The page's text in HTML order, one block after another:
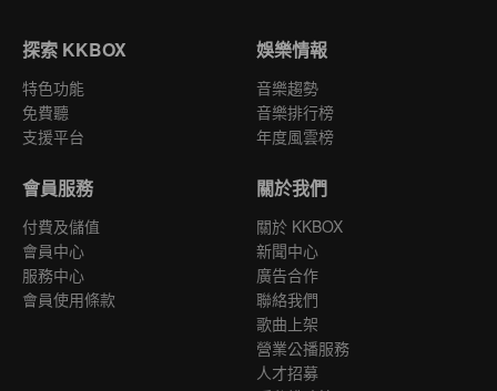
探索 KKBOX
特色功能
免費聽
支援平台
娛樂情報
音樂趨勢
音樂排行榜
年度風雲榜
會員服務
付費及儲值
會員中心
服務中心
會員使用條款
關於我們
關於 KKBOX
新聞中心
廣告合作
聯絡我們
歌曲上架
營業公播服務
人才招募